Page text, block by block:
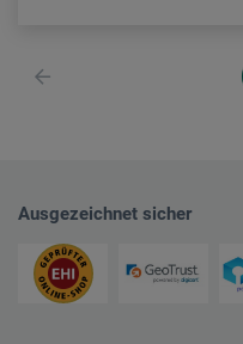
Ausgezeichnet sicher